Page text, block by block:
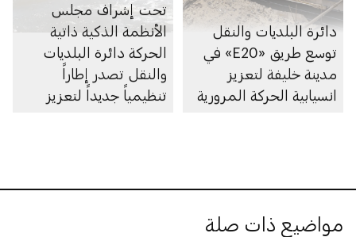
دائرة البلديات والنقل
توسع طريق «E20» في
مدينة خليفة لتعزيز
انسيابية الحركة المرورية
تحت إشراف مجلس
الأنظمة الذكية ذاتية
الحركة دائرة البلديات
والنقل تصدر إطاراً
تنظيمياً جديداً لتعزيز
مواضيع ذات صلة